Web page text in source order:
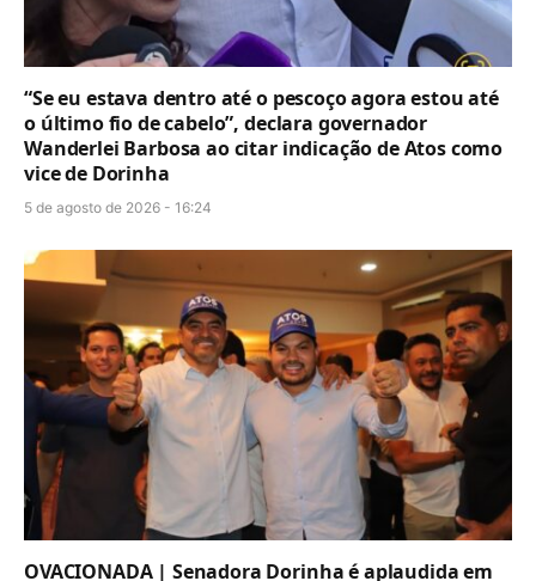
“Se eu estava dentro até o pescoço agora estou até
o último fio de cabelo”, declara governador
Wanderlei Barbosa ao citar indicação de Atos como
vice de Dorinha
5 de agosto de 2026 - 16:24
OVACIONADA | Senadora Dorinha é aplaudida em